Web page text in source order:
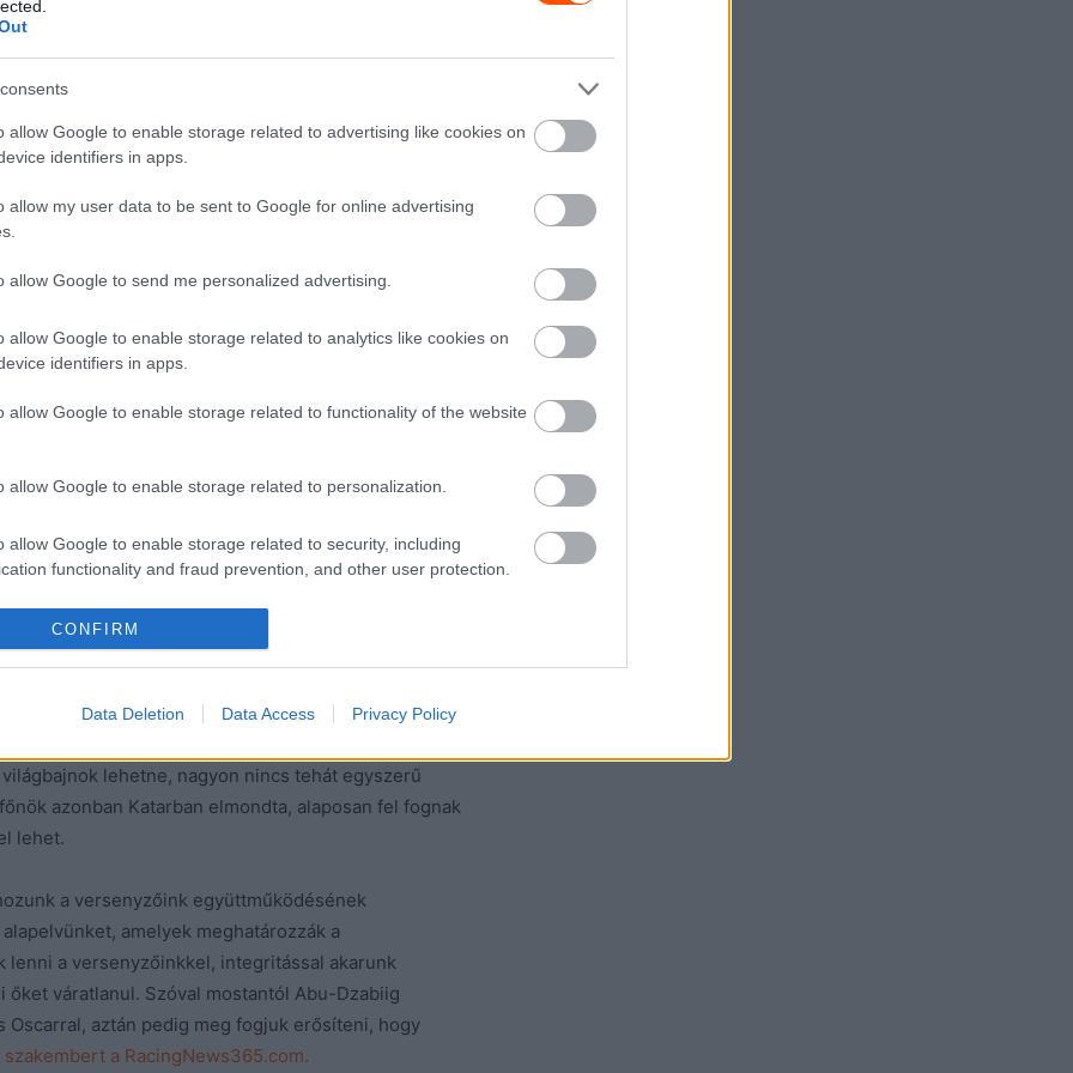
allow Google to enable storage related to advertising like cookies on
identifiers in apps.
allow my user data to be sent to Google for online advertising
allow Google to send me personalized advertising.
allow Google to enable storage related to analytics like cookies on
identifiers in apps.
allow Google to enable storage related to functionality of the website
allow Google to enable storage related to personalization.
allow Google to enable storage related to security, including
functionality and fraud prevention, and other user protection.
CONFIRM
Data Deletion Data Access Privacy Policy
kell. Ezzel együtt nem lehet kizárni azt az
vagy azt, hogy amennyiben Norris
a vb-címre.
is, a McLaren pedig egy dolgot nem engedhet
elveszítse az egyéni vb-címet a hollanddal
hogy Piastrit félre kell majd állítania Norris elől
között (például ha Verstappen vezet, Piastri pedig
egy riválist is el kellene engednie ahhoz,
3. helyre).
amelyben Piastri joggal mondhatja, hogy a futam
lehetne, nagyon nincs tehát egyszerű
azonban Katarban elmondta, alaposan fel fognak
lehet.
a versenyzőink együttműködésének
amelyek meghatározzák a
a versenyzőinkkel, integritással akarunk
váratlanul. Szóval mostantól Abu-Dzabiig
aztán pedig meg fogjuk erősíteni, hogy
a RacingNews365.com.